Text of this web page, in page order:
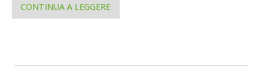
CONTINUA A LEGGERE